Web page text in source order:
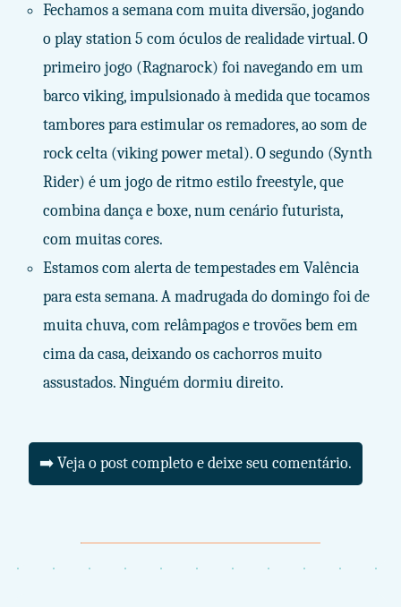
Fechamos a semana com muita diversão, jogando
o play station 5 com óculos de realidade virtual. O
primeiro jogo (Ragnarock) foi navegando em um
barco viking, impulsionado à medida que tocamos
tambores para estimular os remadores, ao som de
rock celta (viking power metal). O segundo (Synth
Rider) é um jogo de ritmo estilo freestyle, que
combina dança e boxe, num cenário futurista,
com muitas cores.
Estamos com alerta de tempestades em Valência
para esta semana. A madrugada do domingo foi de
muita chuva, com relâmpagos e trovões bem em
cima da casa, deixando os cachorros muito
assustados. Ninguém dormiu direito.
➡️ Veja o post completo e deixe seu comentário.